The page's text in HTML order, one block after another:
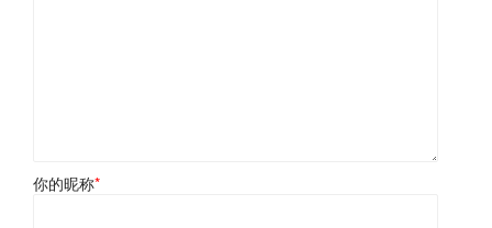
你的昵称*